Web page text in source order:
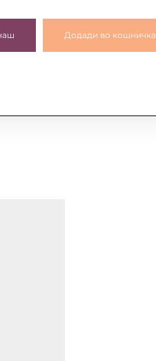
Додади во кошничка